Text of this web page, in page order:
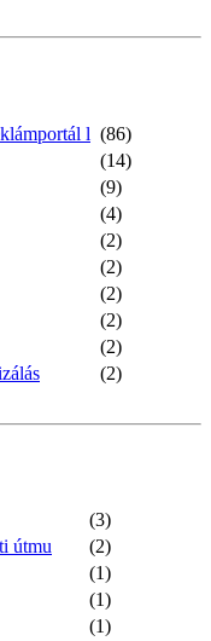
l (86)
(14)
(9)
(4)
(2)
(2)
(2)
(2)
(2)
(2)
(3)
útmu
(2)
(1)
(1)
(1)